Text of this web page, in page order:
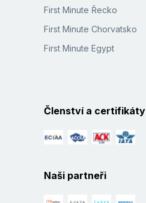
First Minute Řecko
First Minute Chorvatsko
First Minute Egypt
Členství a certifikáty
Naši partneři